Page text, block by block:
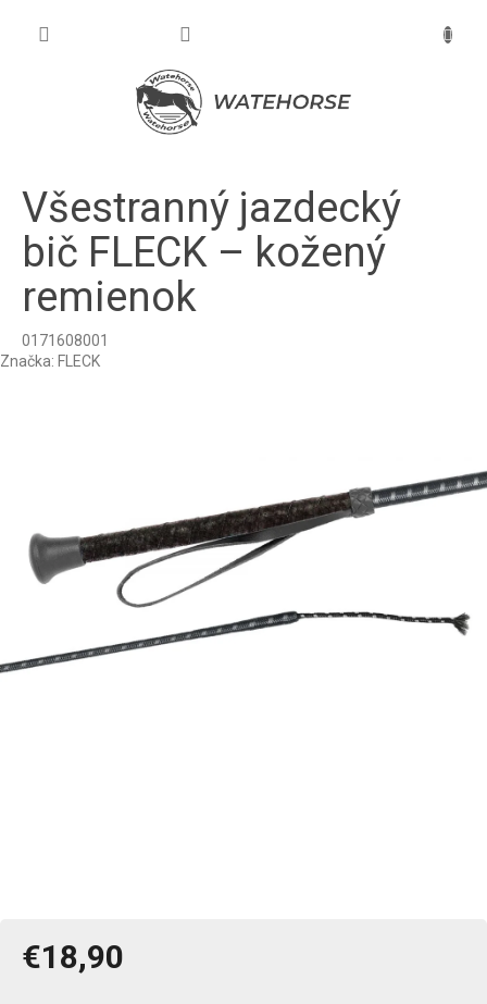
Všestranný jazdecký
bič FLECK – kožený
remienok
0171608001
Značka: FLECK
€18,90